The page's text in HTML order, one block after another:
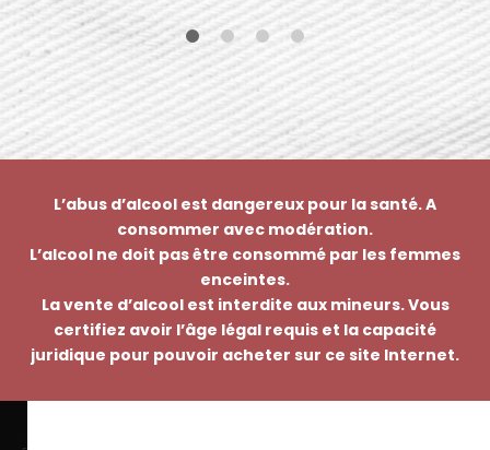
L’abus d’alcool est dangereux pour la santé. A
consommer avec modération.
L’alcool ne doit pas être consommé par les femmes
enceintes.
La vente d’alcool est interdite aux mineurs. Vous
certifiez avoir l’âge légal requis et la capacité
juridique pour pouvoir acheter sur ce site Internet.